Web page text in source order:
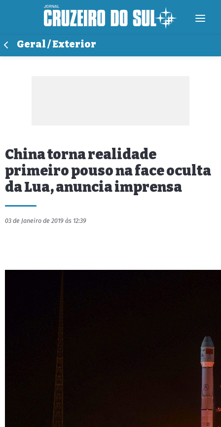
Geral / Exterior
China torna realidade
primeiro pouso na face oculta
da Lua, anuncia imprensa
03 de Janeiro de 2019 às 12:39